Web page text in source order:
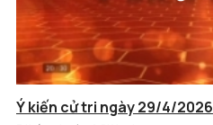
Ý kiến cử tri ngày 29/4/2026